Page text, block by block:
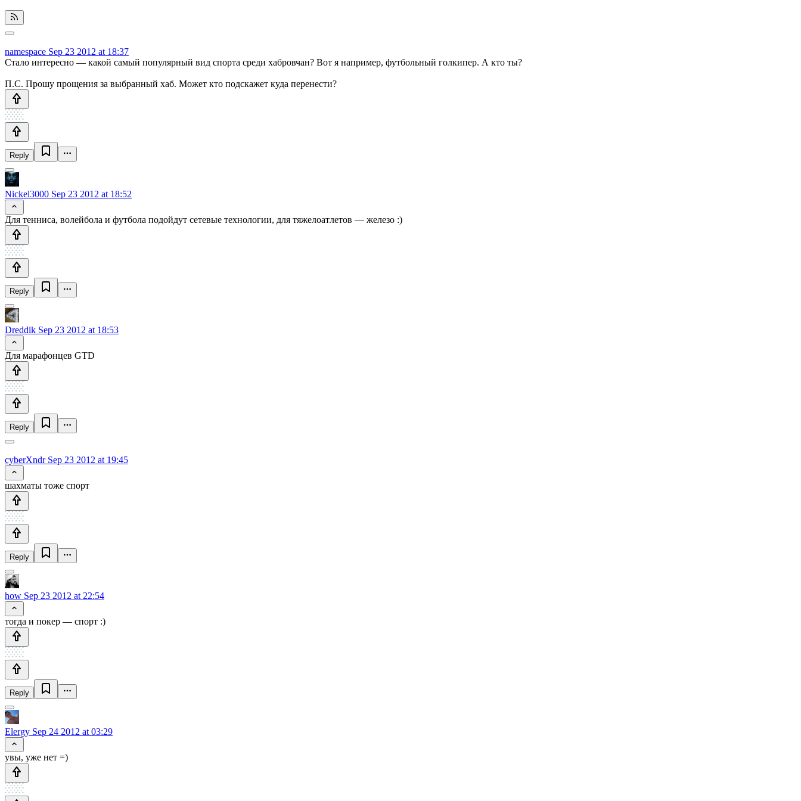
namespace Sep 23 2012 at 18:37
Стало интересно — какой самый популярный вид спорта среди хабровчан? Вот я например, футбольный голкипер. А кто ты?
П.С. Прошу прощения за выбранный хаб. Может кто подскажет куда перенести?
Reply
Nickel3000 Sep 23 2012 at 18:52
Для тенниса, волейбола и футбола подойдут сетевые технологии, для тяжелоатлетов — железо :)
Reply
Dreddik Sep 23 2012 at 18:53
Для марафонцев GTD
Reply
cyberXndrSep 23 2012 at 19:45
шахматы тоже спорт
Reply
how Sep 23 2012 at 22:54
тогда и покер — спорт :)
Reply
Elergy Sep 24 2012 at 03:29
увы, уже нет =)